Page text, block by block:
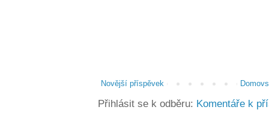
Novější příspěvek
Přihlásit se k odběru: Komentáře k